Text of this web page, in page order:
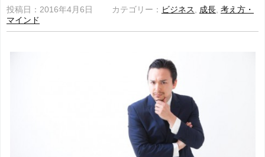
投稿日：2016年4月6日 カテゴリー： ビジネス, 成長, 考え方・
マインド